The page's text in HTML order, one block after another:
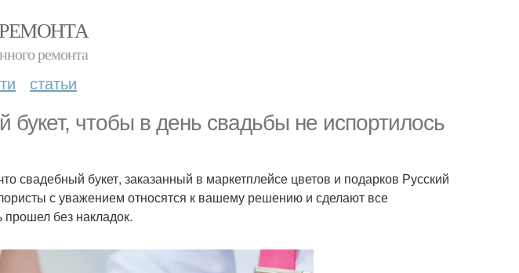
ремонта
статьи
букет, чтобы в день свадьбы не испортилось
свадебный букет, заказанный в маркетплейсе цветов и подарков Русский
с уважением относятся к вашему решению и сделают все
без накладок.